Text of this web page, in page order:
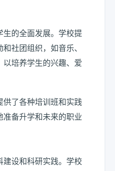
生的全面发展。学校提
社团组织，如音乐、
以培养学生的兴趣、爱
供了各种培训班和实践
准备升学和未来的职业
建设和科研实践。学校